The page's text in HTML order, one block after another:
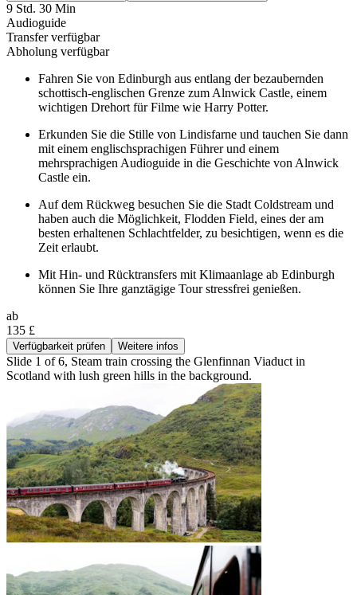
9 Std. 30 Min
Audioguide
Transfer verfügbar
Abholung verfügbar
Fahren Sie von Edinburgh aus entlang der bezaubernden
schottisch-englischen Grenze zum Alnwick Castle, einem
wichtigen Drehort für Filme wie Harry Potter.
Erkunden Sie die Stille von Lindisfarne und tauchen Sie dann
mit einem englischsprachigen Führer und einem
mehrsprachigen Audioguide in die Geschichte von Alnwick
Castle ein.
Auf dem Rückweg besuchen Sie die Stadt Coldstream und
haben auch die Möglichkeit, Flodden Field, eines der am
besten erhaltenen Schlachtfelder, zu besichtigen, wenn es die
Zeit erlaubt.
Mit Hin- und Rücktransfers mit Klimaanlage ab Edinburgh
können Sie Ihre ganztägige Tour stressfrei genießen.
ab
135 £
Verfügbarkeit prüfen Weitere infos
Slide 1 of 6, Steam train crossing the Glenfinnan Viaduct in
Scotland with lush green hills in the background.